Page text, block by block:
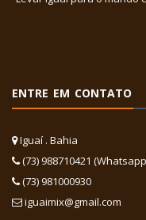
ENTRE EM CONTATO
Iguaí . Bahia
(73) 988710421
(73) 981000930
iguaimix@gmail.com